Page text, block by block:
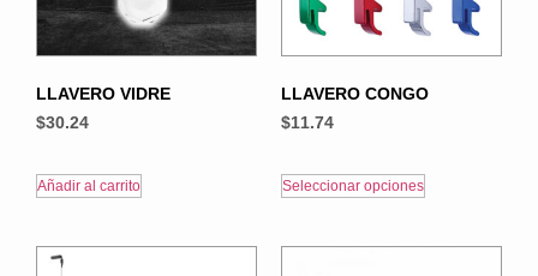
LLAVERO VIDRE
$30.24
Añadir al carrito
LLAVERO CONGO
$11.74
Seleccionar opciones